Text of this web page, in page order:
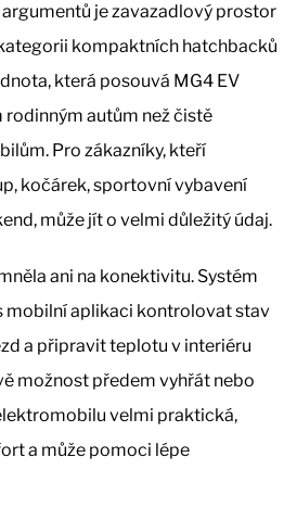
je zavazadlový prostor
kompaktních hatchbacků
která posouvá MG4 EV
autům než čistě
Pro zákazníky, kteří
kočárek, sportovní vybavení
může jít o velmi důležitý údaj.
ani na konektivitu. Systém
mobilní aplikaci kontrolovat stav
a připravit teplotu v interiéru
možnost předem vyhřát nebo
velmi praktická,
a může pomoci lépe